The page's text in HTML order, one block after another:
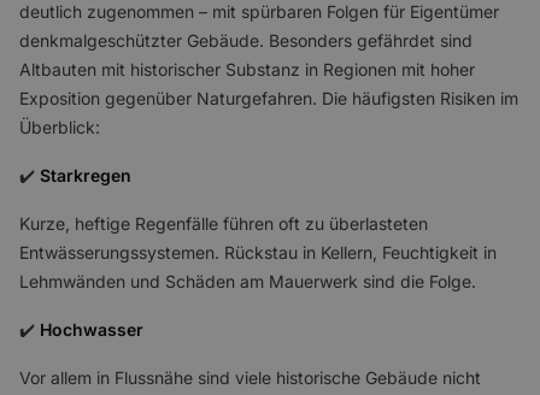
deutlich zugenommen – mit spürbaren Folgen für Eigentümer
denkmalgeschützter Gebäude. Besonders gefährdet sind
Altbauten mit historischer Substanz in Regionen mit hoher
Exposition gegenüber Naturgefahren. Die häufigsten Risiken im
Überblick:
✔️ Starkregen
Kurze, heftige Regenfälle führen oft zu überlasteten
Entwässerungssystemen. Rückstau in Kellern, Feuchtigkeit in
Lehmwänden und Schäden am Mauerwerk sind die Folge.
✔️ Hochwasser
Vor allem in Flussnähe sind viele historische Gebäude nicht